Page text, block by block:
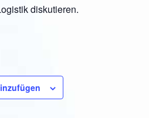
diskutieren.